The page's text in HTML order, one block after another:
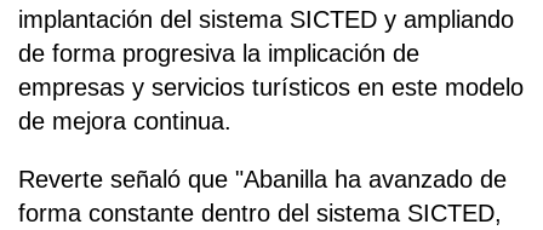
implantación del sistema SICTED y ampliando
de forma progresiva la implicación de
empresas y servicios turísticos en este modelo
de mejora continua.
Reverte señaló que "Abanilla ha avanzado de
forma constante dentro del sistema SICTED,